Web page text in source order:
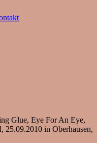
Glue, Eye For An Eye,
25.09.2010 in Oberhausen,